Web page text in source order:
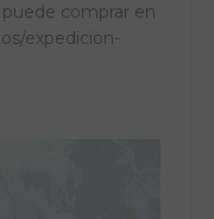
comprar en
expedicion-